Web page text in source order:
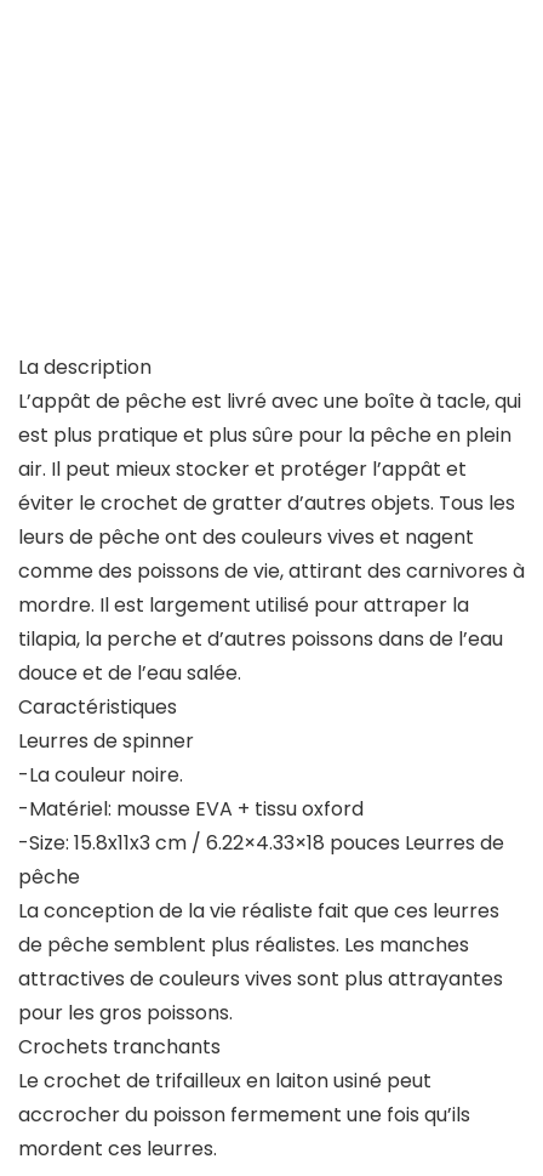
La description
L’appât de pêche est livré avec une boîte à tacle, qui
est plus pratique et plus sûre pour la pêche en plein
air. Il peut mieux stocker et protéger l’appât et
éviter le crochet de gratter d’autres objets. Tous les
leurs de pêche ont des couleurs vives et nagent
comme des poissons de vie, attirant des carnivores à
mordre. Il est largement utilisé pour attraper la
tilapia, la perche et d’autres poissons dans de l’eau
douce et de l’eau salée.
Caractéristiques
Leurres de spinner
-La couleur noire.
-Matériel: mousse EVA + tissu oxford
-Size: 15.8x11x3 cm / 6.22×4.33×18 pouces Leurres de
pêche
La conception de la vie réaliste fait que ces leurres
de pêche semblent plus réalistes. Les manches
attractives de couleurs vives sont plus attrayantes
pour les gros poissons.
Crochets tranchants
Le crochet de trifailleux en laiton usiné peut
accrocher du poisson fermement une fois qu’ils
mordent ces leurres.